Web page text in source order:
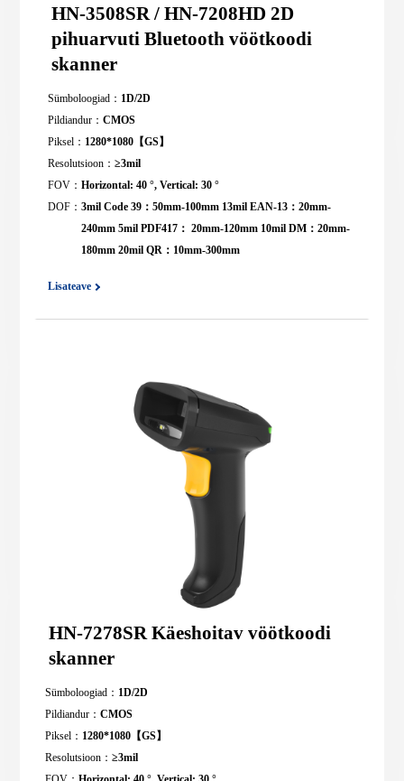
HN-3508SR / HN-7208HD 2D
pihuarvuti Bluetooth vöötkoodi
skanner
Sümboloogiad： 1D/2D
Pildiandur：CMOS
Piksel： 1280*1080【GS】
Resolutsioon：≥3mil
FOV：Horizontal: 40 °, Vertical: 30 °
DOF：3mil Code 39：50mm-100mm 13mil EAN-13：20mm-
240mm 5mil PDF417： 20mm-120mm 10mil DM：20mm-
180mm 20mil QR：10mm-300mm
Lisateave
HN-7278SR Käeshoitav vöötkoodi
skanner
Sümboloogiad： 1D/2D
Pildiandur：CMOS
Piksel： 1280*1080【GS】
Resolutsioon：≥3mil